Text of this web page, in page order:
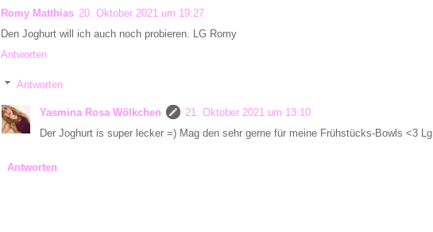
Romy Matthias 20. Oktober 2021 um 19:27
Den Joghurt will ich auch noch probieren. LG Romy
Antworten
Antworten
Yasmina Rosa Wölkchen
21. Oktober 2021 um 13:10
Der Joghurt is super lecker =) Mag den sehr gerne für meine Frühstücks-Bowls <3 Lg
Antworten